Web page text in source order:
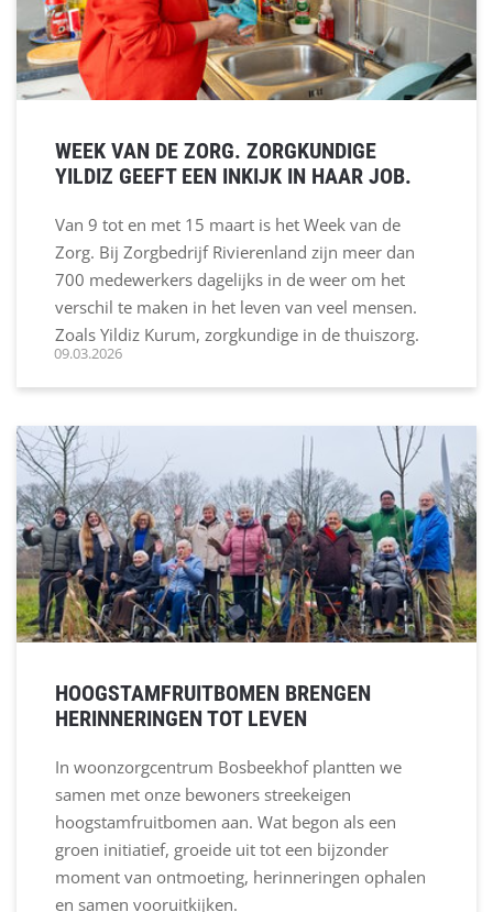
WEEK VAN DE ZORG. ZORGKUNDIGE
YILDIZ GEEFT EEN INKIJK IN HAAR JOB.
Van 9 tot en met 15 maart is het Week van de
Zorg. Bij Zorgbedrijf Rivierenland zijn meer dan
700 medewerkers dagelijks in de weer om het
verschil te maken in het leven van veel mensen.
Zoals Yildiz Kurum, zorgkundige in de thuiszorg.
09.03.2026
HOOGSTAMFRUITBOMEN BRENGEN
HERINNERINGEN TOT LEVEN
In woonzorgcentrum Bosbeekhof plantten we
samen met onze bewoners streekeigen
hoogstamfruitbomen aan. Wat begon als een
groen initiatief, groeide uit tot een bijzonder
moment van ontmoeting, herinneringen ophalen
en samen vooruitkijken.